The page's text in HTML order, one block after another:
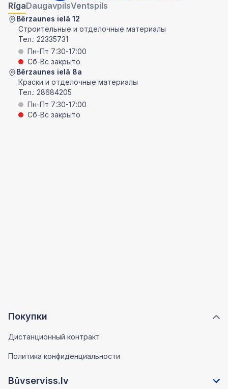
Покупки
Дистанционный контракт
Политика конфиденциальности
Būvserviss.lv
RīgaDaugavpilsVentspils
Bērzaunes ielā 12
Строительные и отделочные материалы
Тел.: 22335731
Пн-Пт 7:30-17:00
Сб-Вс закрыто
Bērzaunes ielā 8a
Краски и отделочные материалы
Тел.: 28684205
Пн-Пт 7:30-17:00
Сб-Вс закрыто